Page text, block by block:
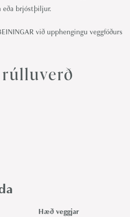
rúlluverð
eða brjóstþiljur.
við upphengingu veggfóðurs
Hæð veggjar